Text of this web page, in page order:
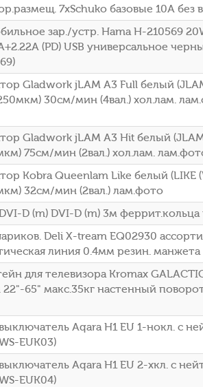
7xSchuko базовые 10A без
зар./устр. Hama H-210569
(PD) USB универсальное
Gladwork jLAM A3 Full белый
30см/мин (4вал.) хол.лам.
Gladwork jLAM A3 Hit белый
75см/мин (2вал.) хол.лам.
Kobra Queenlam Like белый (LIKE
32см/мин (2вал.) лам.фото
D (m) DVI-D (m) 3м
Deli X-tream EQ02930
линия 0.4мм резин. манжета
для телевизора Kromax
65" макс.35кг настенный
Aqara H1 EU 1-нокл. с
EUK03)
Aqara H1 EU 2-хкл. с
EUK04)